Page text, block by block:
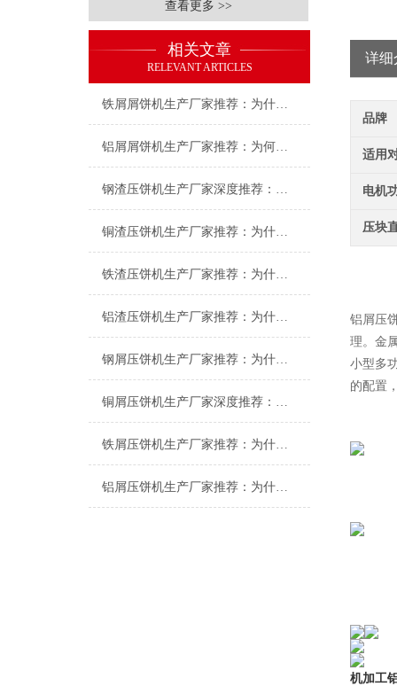
查看更多 >>
相关文章
RELEVANT ARTICLES
铁屑屑饼机生产厂家推荐：为什么恩派特是您的优选伙伴
铝屑屑饼机生产厂家推荐：为何恩派特成为金属回收行业的“隐形优选”？
钢渣压饼机生产厂家深度推荐：为何恩派特成为高净值产线的优选
铜渣压饼机生产厂家推荐：为什么恩派特成为众多企业的信赖？
铁渣压饼机生产厂家推荐：为什么恩派特成为众多企业的优选？
铝渣压饼机生产厂家推荐：为什么恩派特是值得信赖的选择？
钢屑压饼机生产厂家推荐：为什么恩派特是您值得信赖的选择？
铜屑压饼机生产厂家深度推荐：为什么恩派特成为市场的“压饼专家”？
铁屑压饼机生产厂家推荐：为什么恩派特成为工业固废处理的优选品牌？
铝屑压饼机生产厂家推荐：为什么恩派特成为众多企业的优选？
详细
品牌
适用
电机
压块
铝屑压
理。金
小型多
的配置
机加工